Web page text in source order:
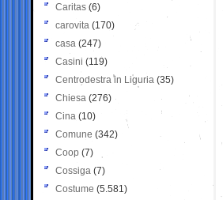
Caritas (6)
carovita (170)
casa (247)
Casini (119)
Centrodestra in Liguria (35)
Chiesa (276)
Cina (10)
Comune (342)
Coop (7)
Cossiga (7)
Costume (5.581)